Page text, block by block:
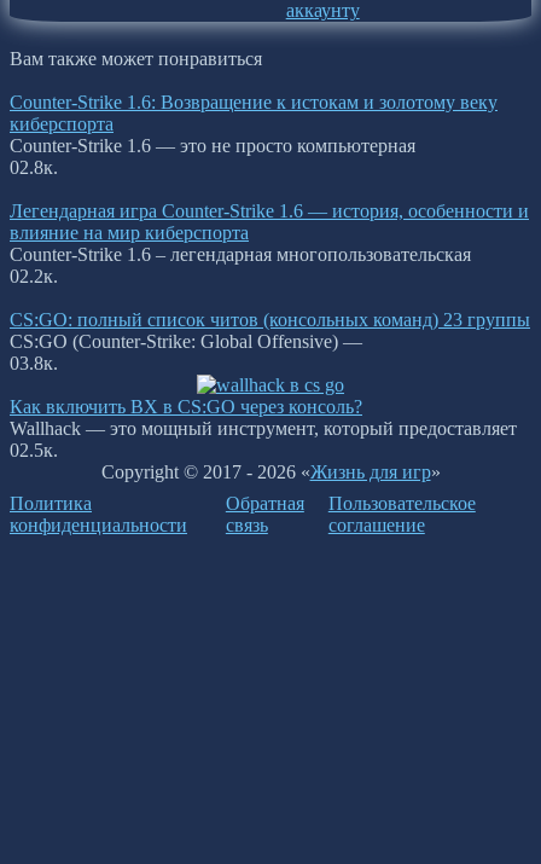
аккаунту
Вам также может понравиться
Counter-Strike 1.6: Возвращение к истокам и золотому веку
киберспорта
Counter-Strike 1.6 — это не просто компьютерная
02.8к.
Легендарная игра Counter-Strike 1.6 — история, особенности и
влияние на мир киберспорта
Counter-Strike 1.6 – легендарная многопользовательская
02.2к.
CS:GO: полный список читов (консольных команд) 23 группы
CS:GO (Counter-Strike: Global Offensive) —
03.8к.
Как включить ВХ в CS:GO через консоль?
Wallhack — это мощный инструмент, который предоставляет
02.5к.
Copyright © 2017 - 2026 «Жизнь для игр»
Политика
конфиденциальности
Обратная
связь
Пользовательское
соглашение